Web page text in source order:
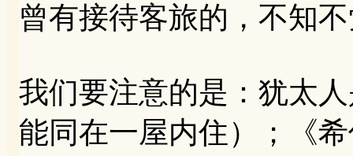
曾有接待客旅的，不知
我们要注意的是：犹太
能同在一屋内住）；《